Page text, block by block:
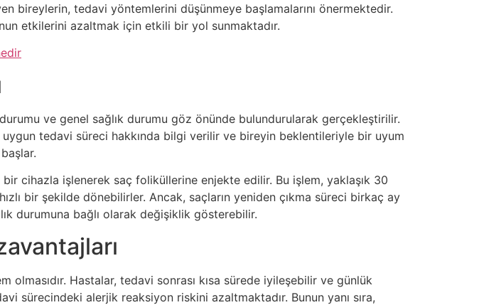
bireylerin, tedavi yöntemlerini düşünmeye başlamalarını önermektedir.
etkilerini azaltmak için etkili bir yol sunmaktadır.
ve genel sağlık durumu göz önünde bulundurularak gerçekleştirilir.
uygun tedavi süreci hakkında bilgi verilir ve bireyin beklentileriyle bir uyum
cihazla işlenerek saç foliküllerine enjekte edilir. Bu işlem, yaklaşık 30
bir şekilde dönebilirler. Ancak, saçların yeniden çıkma süreci birkaç ay
durumuna bağlı olarak değişiklik gösterebilir.
olmasıdır. Hastalar, tedavi sonrası kısa sürede iyileşebilir ve günlük
sürecindeki alerjik reaksiyon riskini azaltmaktadır. Bunun yanı sıra,